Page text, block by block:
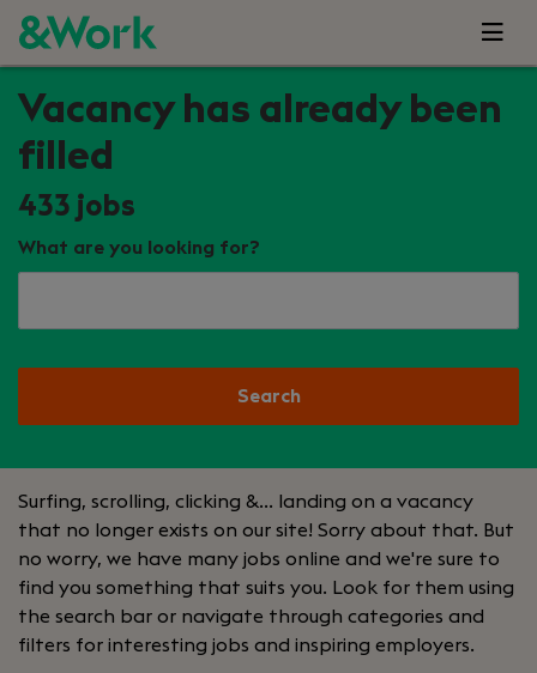
Vacancy has already been
filled
433 jobs
What are you looking for?
Search
Surfing, scrolling, clicking &… landing on a vacancy
that no longer exists on our site! Sorry about that. But
no worry, we have many jobs online and we're sure to
find you something that suits you. Look for them using
the search bar or navigate through categories and
filters for interesting jobs and inspiring employers.